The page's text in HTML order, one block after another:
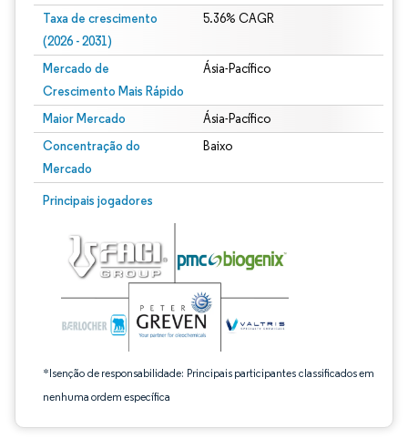
Taxa de crescimento
(2026 - 2031)
5.36% CAGR
Mercado de
Crescimento Mais Rápido
Ásia-Pacífico
Maior Mercado Ásia-Pacífico
Concentração do
Mercado
Baixo
Principais jogadores
*Isenção de responsabilidade: Principais participantes classificados em
nenhuma ordem específica
Imagem © Mordor Intelligence. O reuso requer atribuição conforme CC BY 4.0.